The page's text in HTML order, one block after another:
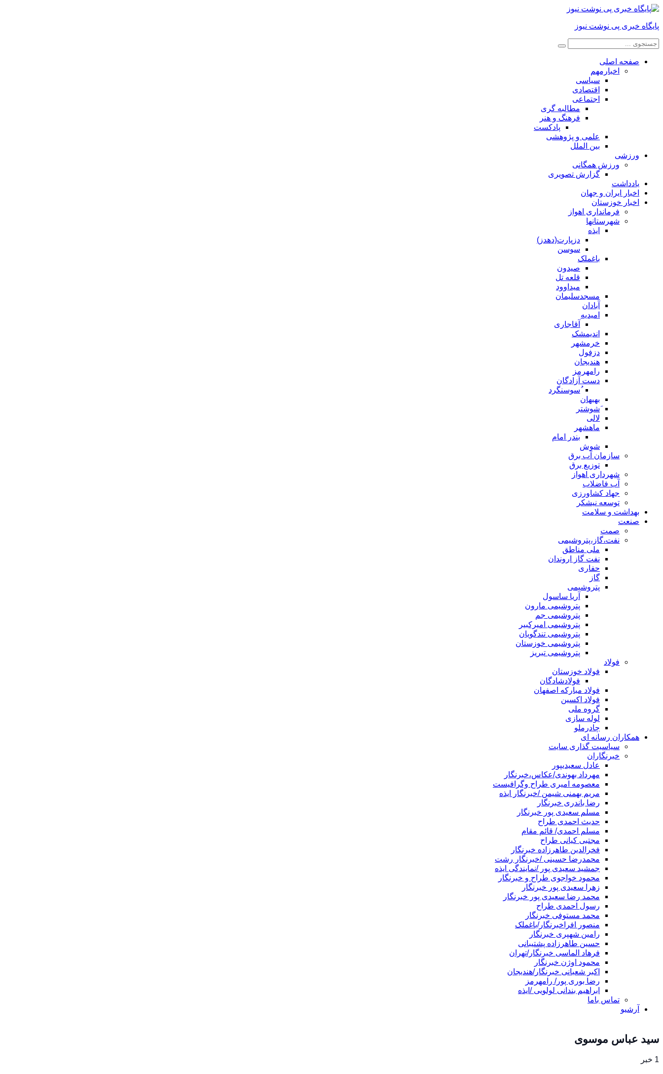
پایگاه خبری پی نوشت نیوز
صفحه اصلی
اخبارمهم
سیاسی
اقتصادی
اجتماعی
مطالبه گری
فرهنگ و هنر
پادکست
علمی و پژوهشی
بین الملل
ورزشی
ورزش همگانی
گزارش تصویری
یادداشت
اخبار ایران و جهان
اخبار خوزستان
فرمانداری اهواز
شهرستانها
ایذه
دزپارت(دهدز)
سوسن
باغملک
صیدون
قلعه تل
میداوود
مسجدسلیمان
آبادان
امیدیه
آقاجاری
اندیمشک
خرمشهر
دزفول
هندیجان
رامهرمز
دست آزادگان
ُسوسنگرد
بهبهان
َشوشتر
لالی
ماهشهر
بندر امام
شوش
سازمان آب برق
توزیع برق
شهرداری اهواز
آب فاضلاب
جهاد کشاورزی
توسعه نیشکر
بهداشت و سلامت
صنعت
صمت
نفت،گاز،پتروشیمی
ملی مناطق
نفت گاز اروندان
حفاری
گاز
پتروشیمی
آریا ساسول
پتروشیمی مارون
پتروشیمی جم
پتروشیمی امیرکبیر
پتروشیمی تندگویان
پتروشیمی خوزستان
پتروشیمی تبریز
فولاد
فولاد خوزستان
فولادشادگان
فولاد مبارکه اصفهان
فولاد اکسین
گروه ملی
لوله سازی
چادرملو
همکاران رسانه ای
سیاسیت گذاری سایت
خبرنگاران
عادل سعیدیپور
مهرداد بهوندی/عکاس،خبرنگار
معصومه امیری طراح وگرافیست
مریم بهمنی شیمن /خبرنگار ایذه
رضا باندری خبرنگار
مسلم سعیدی پور خبرنگار
حدیث احمدی طراح
مسلم احمدی/ قائم مقام
مجتبی کیانی طراح
فخرالدین طاهرزاده خبرنگار
محمدرضا حسینی /خبرنگار رشت
جمشید سعیدی پور /نمایندگی ایذه
محمود خواجوی طراح و خبرنگار
زهرا سعیدی پور خبرنگار
محمد رضا سعیدی پور خبرنگار
رسول احمدی طراح
محمد مستوفی خبرنگار
منصور افراخبرنگار/باغملک
رامین شهپری خبرنگار
حسین طاهرزاده پشتیبانی
فرهاد الماسی خبرنگار/تهران
محمود اوژن خبرنگار
اکبر شعبانی خبرنگار/هندیجان
رضا بوری پور/ رامهرمز
ابراهیم بندانی لولویی /ایذه
تماس باما
آرشیو
سید عباس موسوی
1 خبر